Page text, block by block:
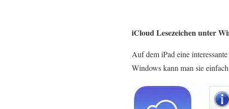
iCloud Lesezeichen unter
Auf dem iPad eine
Windows kann man sie